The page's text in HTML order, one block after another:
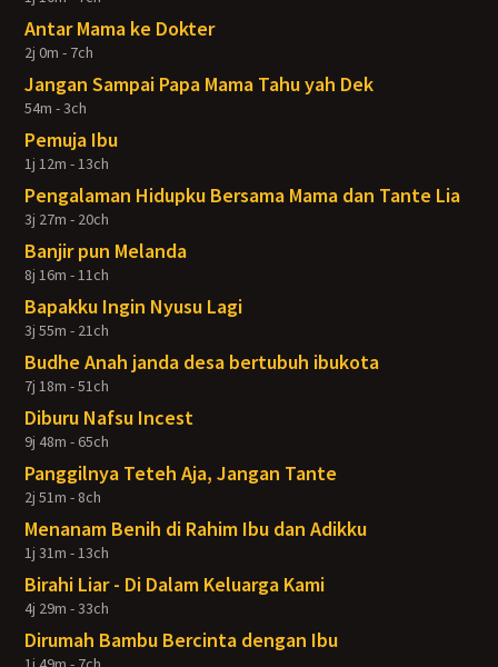
Antar Mama ke Dokter
2j 0m - 7ch
Jangan Sampai Papa Mama Tahu yah Dek
54m - 3ch
Pemuja Ibu
1j 12m - 13ch
Pengalaman Hidupku Bersama Mama dan Tante Lia
3j 27m - 20ch
Banjir pun Melanda
8j 16m - 11ch
Bapakku Ingin Nyusu Lagi
3j 55m - 21ch
Budhe Anah janda desa bertubuh ibukota
7j 18m - 51ch
Diburu Nafsu Incest
9j 48m - 65ch
Panggilnya Teteh Aja, Jangan Tante
2j 51m - 8ch
Menanam Benih di Rahim Ibu dan Adikku
1j 31m - 13ch
Birahi Liar - Di Dalam Keluarga Kami
4j 29m - 33ch
Dirumah Bambu Bercinta dengan Ibu